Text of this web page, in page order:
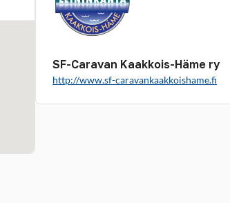
SF-Caravan Kaakkois-Häme ry
http://www.sf-caravankaakkoishame.fi